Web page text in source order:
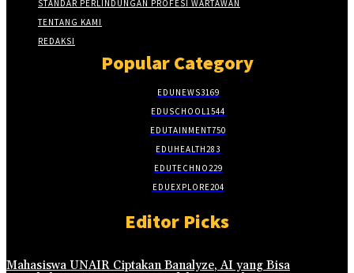
STANDAR PERLINDUNGAN PROFESI WARTAWAN
TENTANG KAMI
REDAKSI
Popular Category
EDUNEWS3169
EDUSCHOOL1544
EDUTAINMENT750
EDUHEALTH283
EDUTECHNO229
EDUEXPLORE204
Editor Picks
Mahasiswa UNAIR Ciptakan Banalyze, AI yang Bisa